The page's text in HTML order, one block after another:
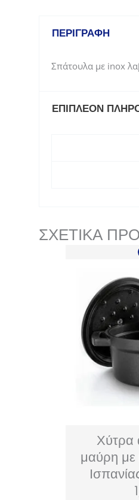
ΠΕΡΙΓΡΑΦΉ
Σπάτουλα με inox
ΕΠΙΠΛΈΟΝ
ΣΧΕΤΙΚΆ
Χύτρα
μαύρη με